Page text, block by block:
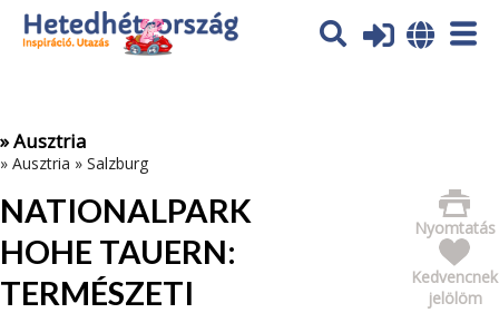
Az oldal sütiket (cookies) használ. További tájékoztatás itt:
Adatvédelmi tájékoztató
» Ausztria
» Ausztria » Salzburg
NATIONALPARK
HOHE TAUERN:
TERMÉSZETI
Nyomtatás
Kedvencnek
jelölöm